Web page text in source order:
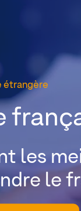
étrangère
les
le